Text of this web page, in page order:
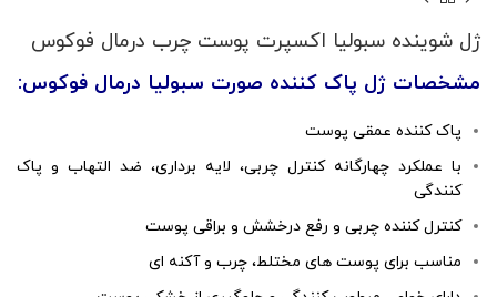
ژل شوینده سبولیا اکسپرت پوست چرب درمال فوکوس
مشخصات ژل پاک کننده صورت سبولیا درمال فوکوس:
پاک کننده عمقی پوست
با عملکرد چهارگانه کنترل چربی، لایه برداری، ضد التهاب و پاک
کنندگی
کنترل کننده چربی و رفع درخشش و براقی پوست
مناسب برای پوست های مختلط، چرب و آکنه ای